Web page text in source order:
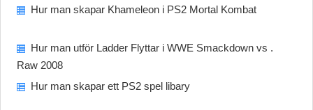
Hur man skapar Khameleon i PS2 Mortal Kombat
Hur man utför Ladder Flyttar i WWE Smackdown vs .
Raw 2008
Hur man skapar ett PS2 spel libary